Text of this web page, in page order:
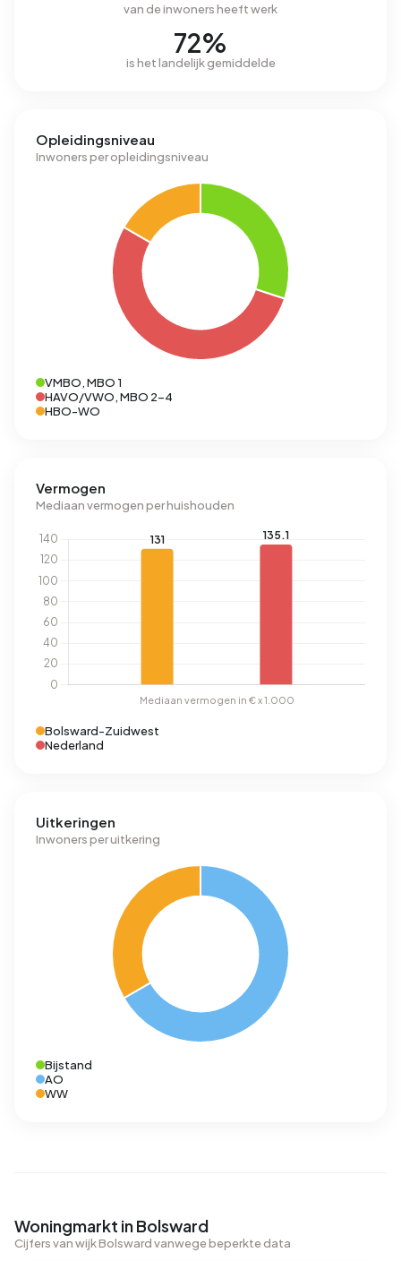
van de inwoners heeft werk
72%
is het landelijk gemiddelde
Opleidingsniveau
Inwoners per opleidingsniveau
VMBO, MBO 1
HAVO/VWO, MBO 2-4
HBO-WO
Vermogen
Mediaan vermogen per huishouden
Bolsward-Zuidwest
Nederland
Uitkeringen
Inwoners per uitkering
Bijstand
AO
WW
Woningmarkt in Bolsward
Cijfers van wijk Bolsward vanwege beperkte data